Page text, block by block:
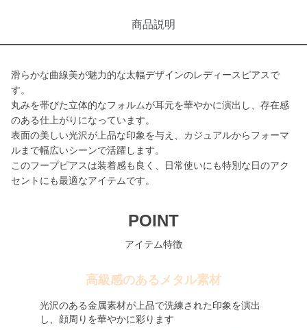
商品説明
滑らかな曲線美が魅力的な太幅デザインのレディースピアスで
す。
丸みを帯びた立体的なフォルムが耳元を華やかに演出し、存在感
のある仕上がりになっています。
表面の美しい光沢が上品な印象を与え、カジュアルからフォーマ
ルまで幅広いシーンで活躍します。
このフープピアスは装着感も良く、日常使いにも特別な日のアク
セントにも最適なアイテムです。
POINT
アイテム特徴
高級感のあるメタル素材
光沢のある金属素材が上品で洗練された印象を演出
し、顔周りを華やかに彩ります